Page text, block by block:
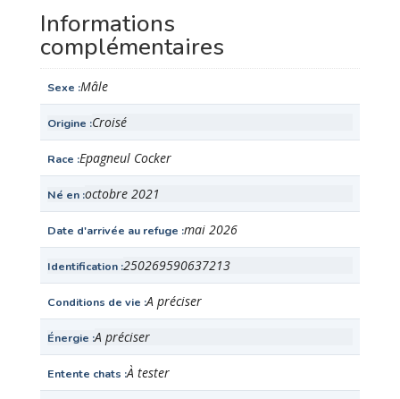
Informations
complémentaires
Sexe Mâle
Origine Croisé
Race Epagneul Cocker
Né en octobre 2021
Date d'arrivée au refuge mai 2026
Identification 250269590637213
Conditions de vie A préciser
Énergie A préciser
Entente chats À tester